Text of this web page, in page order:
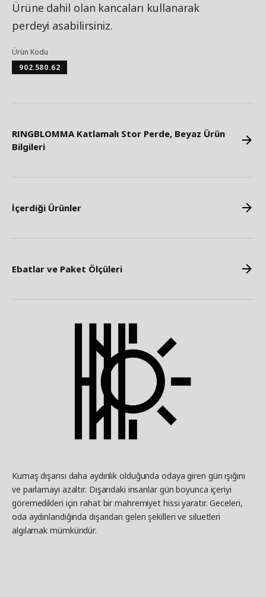
Ürüne dahil olan kancaları kullanarak
perdeyi asabilirsiniz.
Ürün Kodu
902.580.62
RINGBLOMMA Katlamalı Stor Perde, Beyaz Ürün
Bilgileri
İçerdiği Ürünler
Ebatlar ve Paket Ölçüleri
Kumaş dışarısı daha aydınlık olduğunda odaya giren gün ışığını
ve parlamayı azaltır. Dışarıdaki insanlar gün boyunca içeriyi
göremedikleri için rahat bir mahremiyet hissi yaratır. Geceleri,
oda aydınlandığında dışarıdan gelen şekilleri ve siluetleri
algılamak mümkündür.